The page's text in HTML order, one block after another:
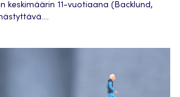
keskimäärin 11-vuotiaana (Backlund,